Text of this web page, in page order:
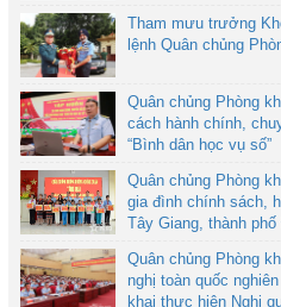
Tham mưu trưởng
lệnh Quân chủng
Quân chủng Phòng
cách hành chính,
“Bình dân học vụ số”
Quân chủng Phòng
gia đình chính sách,
Tây Giang, thành
Quân chủng Phòng
nghị toàn quốc
khai thực hiện Nghị